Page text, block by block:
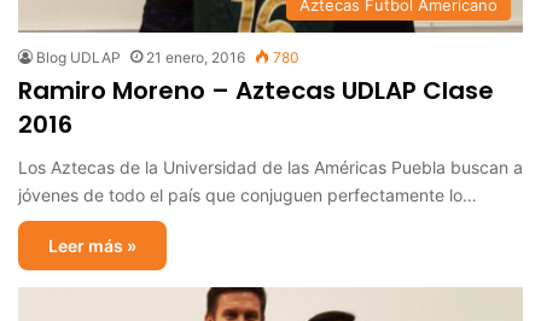
Aztecas Futbol Americano
Blog UDLAP 21 enero, 2016 780
Ramiro Moreno – Aztecas UDLAP Clase
2016
Los Aztecas de la Universidad de las Américas Puebla buscan a
jóvenes de todo el país que conjuguen perfectamente lo…
Leer más »